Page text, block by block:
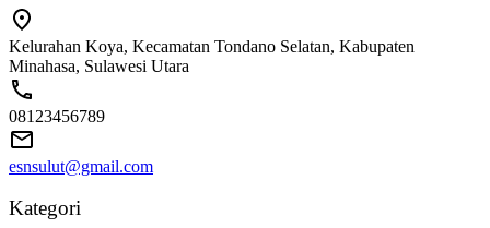
Kelurahan Koya, Kecamatan Tondano Selatan, Kabupaten
Minahasa, Sulawesi Utara
08123456789
esnsulut@gmail.com
Kategori